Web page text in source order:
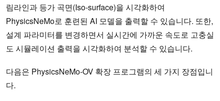
림라인과 등가 곡면(Iso-surface)을 시각화하여
PhysicsNeMo로 훈련된 AI 모델을 출력할 수 있습니다. 또한,
설계 파라미터를 변경하면서 실시간에 가까운 속도로 고충실
도 시뮬레이션 출력을 시각화하여 분석할 수 있습니다.
다음은 PhysicsNeMo-OV 확장 프로그램의 세 가지 장점입니
다.